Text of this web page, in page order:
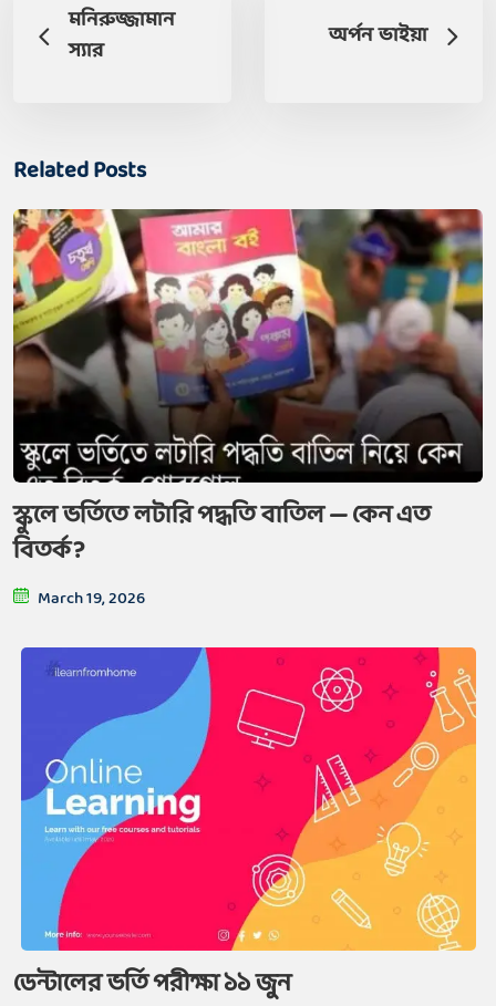
মনিরুজ্জামান
স্যার
অর্পন ভাইয়া
Related Posts
স্কুলে ভর্তিতে লটারি পদ্ধতি বাতিল — কেন এত
বিতর্ক?
March 19, 2026
ডেন্টালের ভর্তি পরীক্ষা ১১ জুন